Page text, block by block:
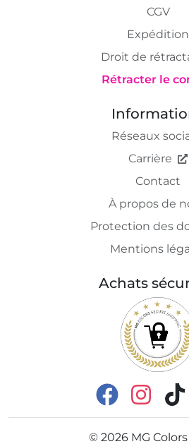
CGV
Expédition
Droit de
Rétracter le
Réseaux
Carrière
Contact
À propos de
Protection des
Mentions
Achats
© 2026 MG